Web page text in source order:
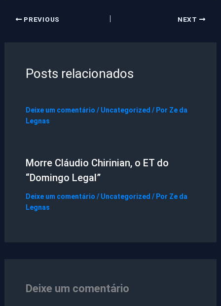
PREVIOUS NEXT
Posts relacionados
Deixe um comentário / Uncategorized / Por Ze da
Legnas
Morre Cláudio Chirinian, o ET do
“Domingo Legal”
Deixe um comentário / Uncategorized / Por Ze da
Legnas
Deixe um comentário